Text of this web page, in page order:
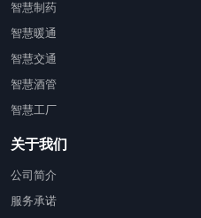
智慧制药
智慧暖通
智慧交通
智慧酒管
智慧工厂
关于我们
公司简介
服务承诺